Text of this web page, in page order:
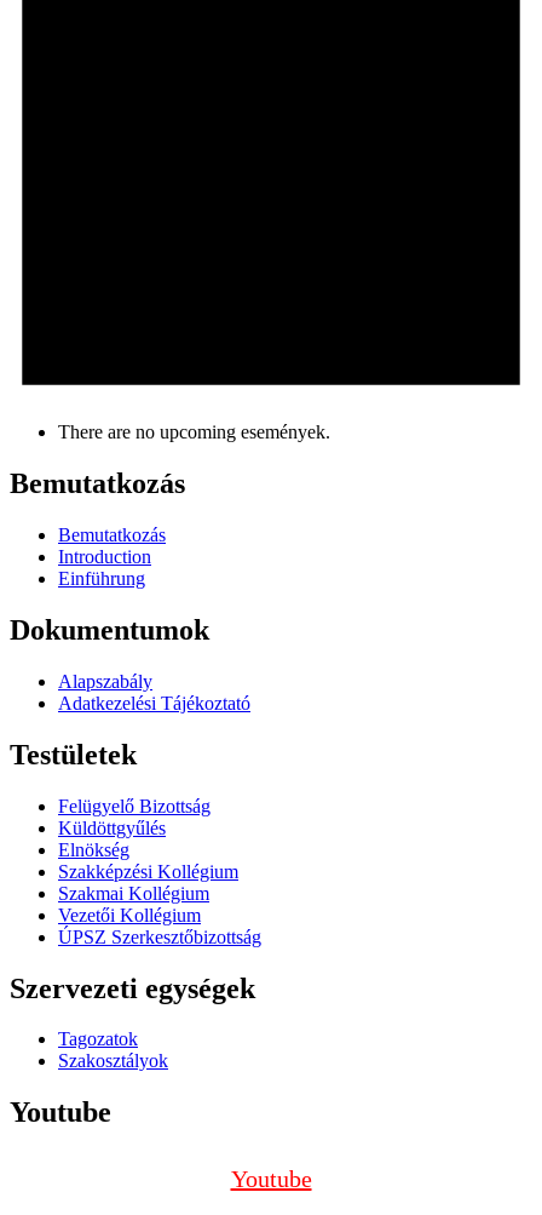
There are no upcoming események.
Bemutatkozás
Bemutatkozás
Introduction
Einführung
Dokumentumok
Alapszabály
Adatkezelési Tájékoztató
Testületek
Felügyelő Bizottság
Küldöttgyűlés
Elnökség
Szakképzési Kollégium
Szakmai Kollégium
Vezetői Kollégium
ÚPSZ Szerkesztőbizottság
Szervezeti egységek
Tagozatok
Szakosztályok
Youtube
Youtube